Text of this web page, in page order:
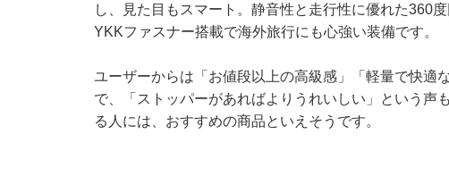
し、見た目もスマート。静音性と走行性に優れた360
YKKファスナー搭載で海外旅行にも心強い装備です。
ユーザーからは「お値段以上の高級感」「軽量で快適
で、「ストッパーがあればよりうれいしい」という声
る人には、おすすめの商品といえそうです。